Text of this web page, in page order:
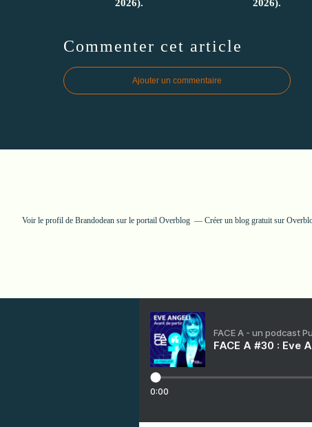
2026).
2026).
Commenter cet article
Ajouter un commentaire
Voir le profil de Brandodean sur le portail Overblog Créer un blog gratuit sur
FACE A - un podcast
FACE A #30 : Eve
0:00